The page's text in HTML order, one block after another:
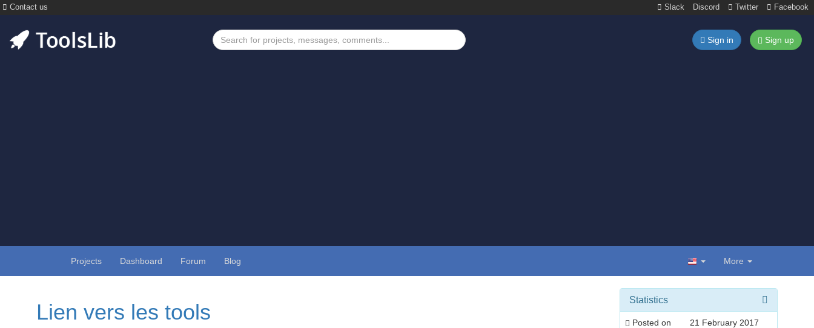
Contact us Slack Discord Twitter Facebook
Sign in Sign up
Projects Dashboard Forum Blog More
Lien vers les tools Statistics
Posted on 21 February 2017